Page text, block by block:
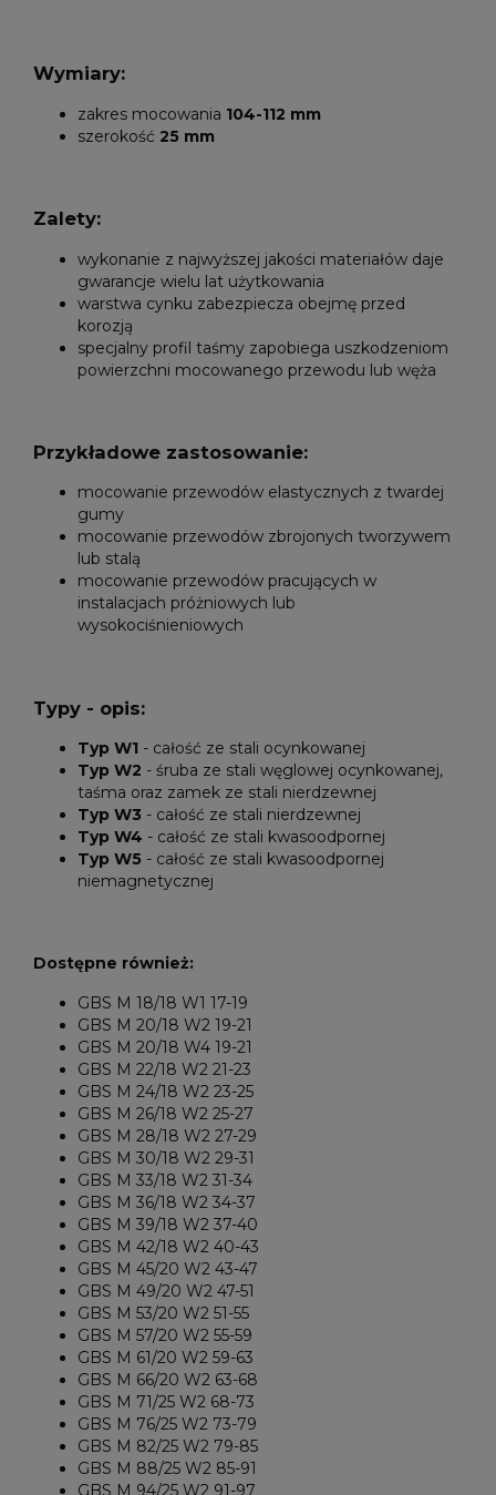
Wymiary:
zakres mocowania 104-112 mm
szerokość 25 mm
Zalety:
wykonanie z najwyższej jakości materiałów daje
gwarancje wielu lat użytkowania
warstwa cynku zabezpiecza obejmę przed
korozją
specjalny profil taśmy zapobiega uszkodzeniom
powierzchni mocowanego przewodu lub węża
Przykładowe zastosowanie:
mocowanie przewodów elastycznych z twardej
gumy
mocowanie przewodów zbrojonych tworzywem
lub stalą
mocowanie przewodów pracujących w
instalacjach próżniowych lub
wysokociśnieniowych
Typy - opis:
Typ W1 - całość ze stali ocynkowanej
Typ W2 - śruba ze stali węglowej ocynkowanej,
taśma oraz zamek ze stali nierdzewnej
Typ W3 - całość ze stali nierdzewnej
Typ W4 - całość ze stali kwasoodpornej
Typ W5 - całość ze stali kwasoodpornej
niemagnetycznej
Dostępne również:
GBS M 18/18 W1 17-19
GBS M 20/18 W2 19-21
GBS M 20/18 W4 19-21
GBS M 22/18 W2 21-23
GBS M 24/18 W2 23-25
GBS M 26/18 W2 25-27
GBS M 28/18 W2 27-29
GBS M 30/18 W2 29-31
GBS M 33/18 W2 31-34
GBS M 36/18 W2 34-37
GBS M 39/18 W2 37-40
GBS M 42/18 W2 40-43
GBS M 45/20 W2 43-47
GBS M 49/20 W2 47-51
GBS M 53/20 W2 51-55
GBS M 57/20 W2 55-59
GBS M 61/20 W2 59-63
GBS M 66/20 W2 63-68
GBS M 71/25 W2 68-73
GBS M 76/25 W2 73-79
GBS M 82/25 W2 79-85
GBS M 88/25 W2 85-91
GBS M 94/25 W2 91-97